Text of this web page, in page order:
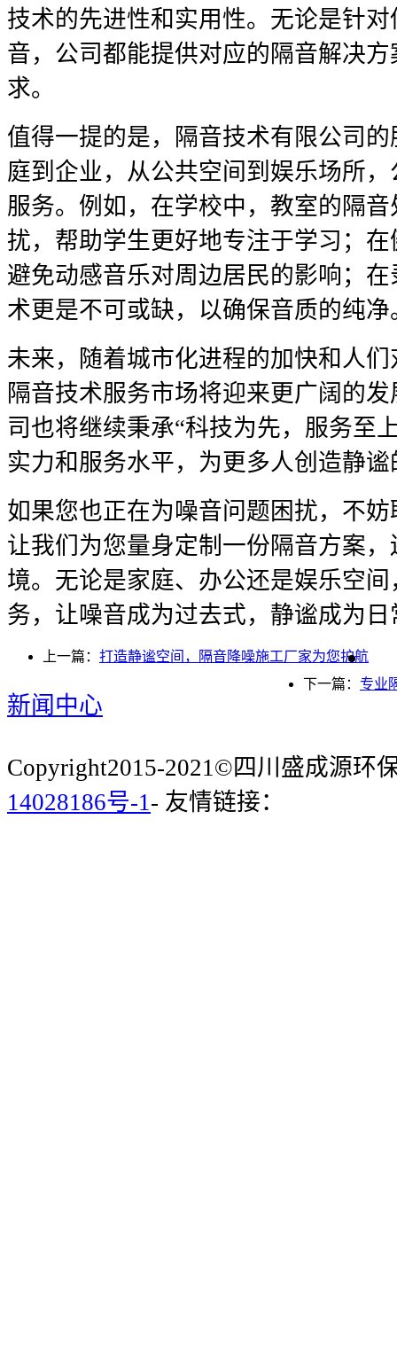
技术的先进性和实用性。无论是针
音，公司都能提供对应的隔音解决
求。
值得一提的是，隔音技术有限公司
庭到企业，从公共空间到娱乐场所
服务。例如，在学校中，教室的隔
扰，帮助学生更好地专注于学习；
避免动感音乐对周边居民的影响；
术更是不可或缺，以确保音质的纯净
未来，随着城市化进程的加快和人
隔音技术服务市场将迎来更广阔的
司也将继续秉承“科技为先，服务至
实力和服务水平，为更多人创造静谧
如果您也正在为噪音问题困扰，不
让我们为您量身定制一份隔音方案
境。无论是家庭、办公还是娱乐空
务，让噪音成为过去式，静谧成为日
上一篇： 打造静谧空间，隔音降噪施工厂家为您护航
下一篇： 专业
新闻中心
Copyright2015-2021©四川盛成源环
14028186号-1 - 友情链接：